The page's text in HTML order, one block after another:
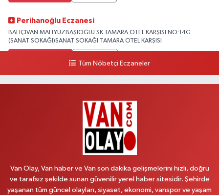
Perihanoğlu Eczanesi
BAHÇİVAN MAH.YÜZBAŞIOĞLU SK.TAMARA OTEL KARŞISI NO:14G
(SANAT SOKAĞI)SANAT SOKAĞI TAMARA OTEL KARŞISI
Yol Tarifi Al
BEYAZIT MAH.ZEYLAN CADDESİ OKYANUS GİYİM YANI NO:1
Afşar Eczanesi
Tüm Nöbetçi Eczaneler
Van Olay, Van haber ve Van son dakika gelişmelerini hızlı, doğru
ve tarafsız şekilde sunan güvenilir yerel haber sitesidir. Şehirde
yaşanan tüm güncel olayları, siyaset, ekonomi, vanspor ve yaşam